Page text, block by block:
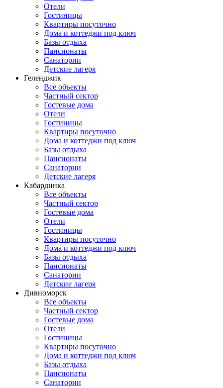
Отели
Гостиницы
Квартиры посуточно
Дома и коттеджи под ключ
Базы отдыха
Пансионаты
Санатории
Детские лагеря
Геленджик
Все объекты
Частный сектор
Гостевые дома
Отели
Гостиницы
Квартиры посуточно
Дома и коттеджи под ключ
Базы отдыха
Пансионаты
Санатории
Детские лагеря
Кабардинка
Все объекты
Частный сектор
Гостевые дома
Отели
Гостиницы
Квартиры посуточно
Дома и коттеджи под ключ
Базы отдыха
Пансионаты
Санатории
Детские лагеря
Дивноморск
Все объекты
Частный сектор
Гостевые дома
Отели
Гостиницы
Квартиры посуточно
Дома и коттеджи под ключ
Базы отдыха
Пансионаты
Санатории